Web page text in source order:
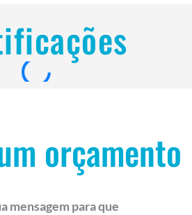
orçamento
mensagem para que